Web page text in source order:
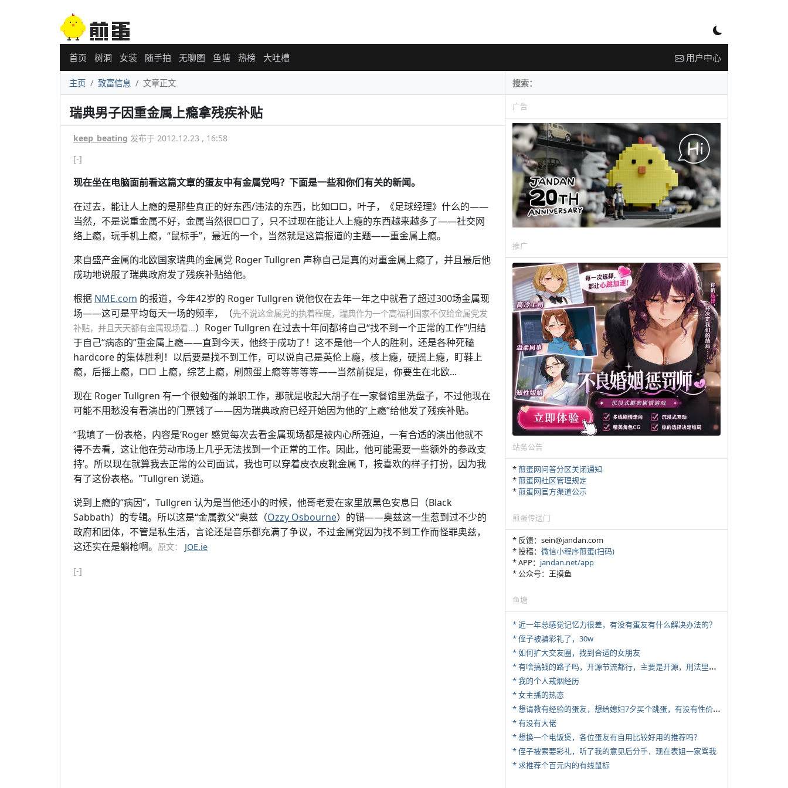
首页 树洞 女装 随手拍 无聊图 鱼塘 热榜 大吐槽 用户中心
主页 致富信息 文章正文
瑞典男子因重金属上瘾拿残疾补贴
keep_beating 发布于 2012.12.23 , 16:58
[-]
现在坐在电脑面前看这篇文章的蛋友中有金属党吗？下面是一些和你们有关的新闻。
在过去，能让人上瘾的是那些真正的好东西/违法的东西，比如□□，叶子，《足球经理》什么的——
当然，不是说重金属不好，金属当然很□□了，只不过现在能让人上瘾的东西越来越多了——社交网
络上瘾，玩手机上瘾，“鼠标手”，最近的一个，当然就是这篇报道的主题——重金属上瘾。
来自盛产金属的北欧国家瑞典的金属党 Roger Tullgren 声称自己是真的对重金属上瘾了，并且最后他
成功地说服了瑞典政府发了残疾补贴给他。
根据 NME.com 的报道，今年42岁的 Roger Tullgren 说他仅在去年一年之中就看了超过300场金属现
场——这可是平均每天一场的频率，（先不说这金属党的执着程度，瑞典作为一个高福利国家不仅给金属党发
补贴，并且天天都有金属现场看...）Roger Tullgren 在过去十年间都将自己“找不到一个正常的工作”归结
于自己“病态的”重金属上瘾——直到今天，他终于成功了！这不是他一个人的胜利，还是各种死磕
hardcore 的集体胜利！以后要是找不到工作，可以说自己是英伦上瘾，核上瘾，硬摇上瘾，盯鞋上
瘾，后摇上瘾，□□ 上瘾，综艺上瘾，刷煎蛋上瘾等等等等——当然前提是，你要生在北欧...
现在 Roger Tullgren 有一个很勉强的兼职工作，那就是收起大胡子在一家餐馆里洗盘子，不过他现在
可能不用愁没有看演出的门票钱了——因为瑞典政府已经开始因为他的“上瘾”给他发了残疾补贴。
“我填了一份表格，内容是‘Roger 感觉每次去看金属现场都是被内心所强迫，一有合适的演出他就不
得不去看，这让他在劳动市场上几乎无法找到一个正常的工作。因此，他可能需要一些额外的参政支
持’。所以现在就算我去正常的公司面试，我也可以穿着皮衣皮靴金属 T，按喜欢的样子打扮，因为我
有了这份表格。”Tullgren 说道。
说到上瘾的“病因”，Tullgren 认为是当他还小的时候，他哥老爱在家里放黑色安息日（Black
Sabbath）的专辑。所以这是“金属教父”奥兹（Ozzy Osbourne）的错——奥兹这一生惹到过不少的
政府和团体，不管是私生活，言论还是音乐都充满了争议，不过金属党因为找不到工作而怪罪奥兹，
这还实在是躺枪啊。 原文： JOE.ie
[-]
广告
推广
站务公告
*煎蛋网问答分区关闭通知
*煎蛋网社区管理规定
*煎蛋网官方渠道公示
煎蛋传送门
* 反馈：sein@jandan.com
* 投稿： 微信小程序煎蛋(扫码)
* APP： jandan.net/app
* 公众号：王摸鱼
鱼塘
* 近一年总感觉记忆力很差，有没有蛋友有什么解决办法的？
* 侄子被骗彩礼了，30w
* 如何扩大交友圈，找到合适的女朋友
*
有啥搞钱的路子吗，开源节流都行，主要是开源，刑法里的咱不做
* 我的个人戒烟经历
* 女主播的热恋
*
想请教有经验的蛋友，想给媳妇7夕买个跳蛋，有没有性价比高的推荐
* 有没有大佬
* 想换一个电饭煲，各位蛋友有自用比较好用的推荐吗？
* 侄子被索要彩礼，听了我的意见后分手，现在表姐一家骂我
* 求推荐个百元内的有线鼠标